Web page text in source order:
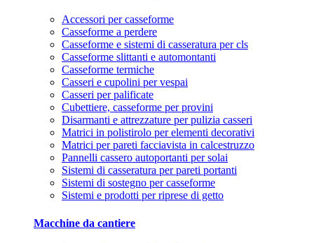
Accessori per casseforme
Casseforme a perdere
Casseforme e sistemi di casseratura per cls
Casseforme slittanti e automontanti
Casseforme termiche
Casseri e cupolini per vespai
Casseri per palificate
Cubettiere, casseforme per provini
Disarmanti e attrezzature per pulizia casseri
Matrici in polistirolo per elementi decorativi
Matrici per pareti facciavista in calcestruzzo
Pannelli cassero autoportanti per solai
Sistemi di casseratura per pareti portanti
Sistemi di sostegno per casseforme
Sistemi e prodotti per riprese di getto
Macchine da cantiere